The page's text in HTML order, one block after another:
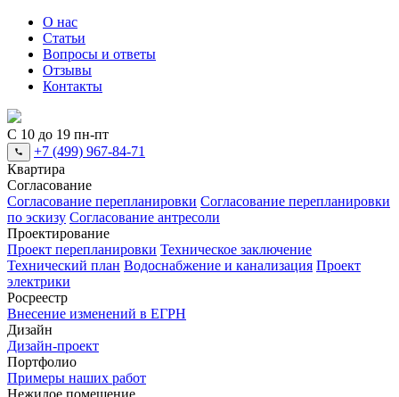
О нас
Статьи
Вопросы и ответы
Отзывы
Контакты
С 10 до 19 пн-пт
+7 (499) 967-84-71
Квартира
Согласование
Согласование перепланировки Согласование перепланировки
по эскизу Согласование антресоли
Проектирование
Проект перепланировки Техническое заключение
Технический план Водоснабжение и канализация Проект
электрики
Росреестр
Внесение изменений в ЕГРН
Дизайн
Дизайн-проект
Портфолио
Примеры наших работ
Нежилое помещение